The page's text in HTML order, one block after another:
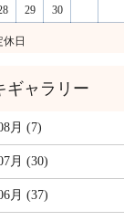
29 30
休日
月 (7)
月 (30)
月 (37)